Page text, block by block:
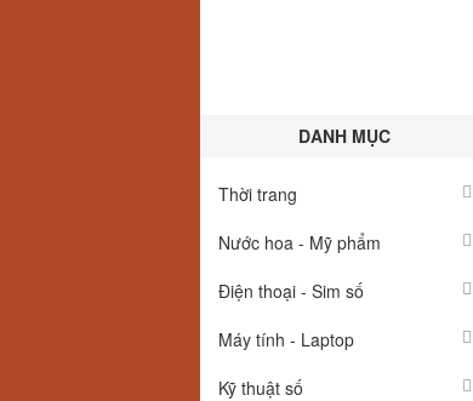
DANH MỤC
Thời trang
Nước hoa - Mỹ phẩm
Điện thoại - Sim số
Máy tính - Laptop
Kỹ thuật số